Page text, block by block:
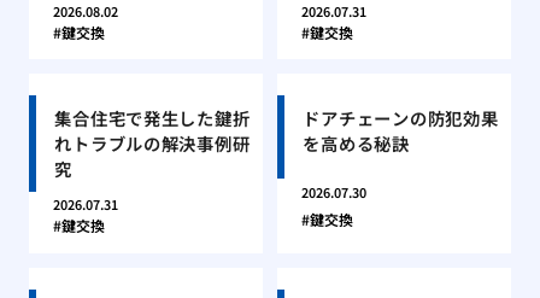
2026.08.02
鍵交換
2026.07.31
鍵交換
集合住宅で発生した鍵折
れトラブルの解決事例研
究
2026.07.31
鍵交換
ドアチェーンの防犯効果
を高める秘訣
2026.07.30
鍵交換